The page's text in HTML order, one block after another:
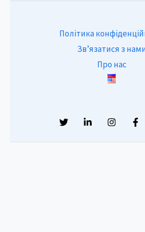
Політика
Зв’язатися з
Про нас